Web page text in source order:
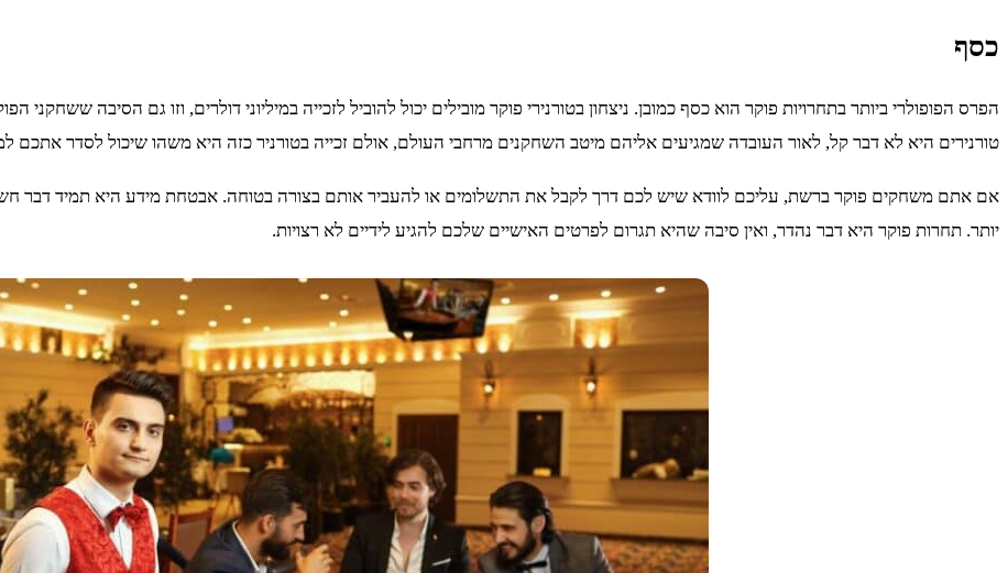
כסף
הפרס הפופולרי ביותר בתחרויות פוקר הוא כסף כמובן. ניצחון בטורנירי פוקר מובילים יכול להוביל לזכייה במיליוני דולרים, וזו גם הסיבה
טורנירים היא לא דבר קל, לאור העובדה שמגיעים אליהם מיטב השחקנים מרחבי העולם, אולם זכייה בטורניר כזה היא משהו שיכול לסדר אתכם
אם אתם משחקים פוקר ברשת, עליכם לוודא שיש לכם דרך לקבל את התשלומים או להעביר אותם בצורה בטוחה. אבטחת מידע היא תמיד דבר
יותר. תחרות פוקר היא דבר נהדר, ואין סיבה שהיא תגרום לפרטים האישיים שלכם להגיע לידיים לא רצויות.